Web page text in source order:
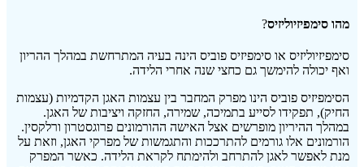
מהו סימפיזיוליזיס?
סימפיזיוליזיס או סימפיזיס פוביס הינה בעיה המתרחשת במהלך ההריון
ואף יכולה להימשך גם כחצי שנה אחרי הלידה.
הסימפיזיס פוביס הינו מפרק המחבר בין עצמות האגן הקדמיות (עצמות
החיק), תפקידו לסייע בתמיכה, שמירה, החזקה ויציבות של האגן.
במהלך ההיריון מופרשים אצל האישה ההורמונים פרוגסטרון ורלקסין.
הורמונים אלו גורמים להתרככות והתגמשות של מפרקי האגן, וזאת על
מנת לאפשר לאגן להתרחב ולהימתח לקראת הלידה. כאשר המפרק